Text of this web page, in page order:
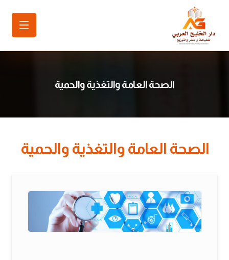
الصحة العامة والتغذية والحمية
الصحة العامة والتغذية والحمية